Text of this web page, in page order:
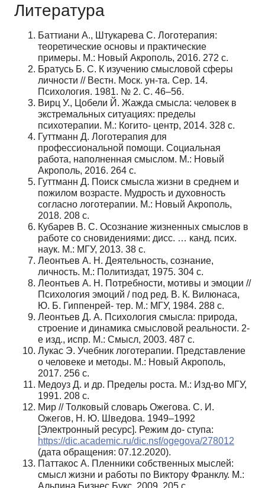
Литература
Баттиани А., Штукарева С. Логотерапия:
теоретические основы и практические
примеры. М.: Новый Акрополь, 2016. 272 с.
Братусь Б. С. К изучению смысловой сферы
личности // Вестн. Моск. ун-та. Сер. 14.
Психология. 1981. № 2. С. 46–56.
Вирц У., Цобели Й. Жажда смысла: человек в
экстремальных ситуациях: пределы
психотерапии. М.: Когито- центр, 2014. 328 с.
Гуттманн Д. Логотерапия для
профессиональной помощи. Социальная
работа, наполненная смыслом. М.: Новый
Акрополь, 2016. 264 с.
Гуттманн Д. Поиск смысла жизни в среднем и
пожилом возрасте. Мудрость и духовность
согласно логотерапии. М.: Новый Акрополь,
2018. 208 с.
Кубарев В. С. Осознание жизненных смыслов в
работе со сновидениями: дисс. … канд. псих.
наук. М.: МГУ, 2013. 38 с.
Леонтьев А. Н. Деятельность, сознание,
личность. М.: Политиздат, 1975. 304 с.
Леонтьев А. Н. Потребности, мотивы и эмоции //
Психология эмоций / под ред. В. К. Вилюнаса,
Ю. Б. Гиппенрей- тер. М.: МГУ, 1984. 288 с.
Леонтьев Д. А. Психология смысла: природа,
строение и динамика смысловой реальности. 2-
е изд., испр. М.: Смысл, 2003. 487 с.
Лукас Э. Учебник логотерапии. Представление
о человеке и методы. М.: Новый Акрополь,
2017. 256 с.
Медоуз Д. и др. Пределы роста. М.: Изд-во МГУ,
1991. 208 с.
Мир // Толковый словарь Ожегова. С. И.
Ожегов, Н. Ю. Шведова. 1949–1992
[Электронный ресурс]. Режим до- ступа:
https://dic.academic.ru/dic.nsf/ogegova/278012
(дата обращения: 07.12.2020).
Паттакос А. Пленники собственных мыслей:
смысл жизни и работы по Виктору Франклу. М.:
Альпина Бизнес Букс, 2009. 205 с.